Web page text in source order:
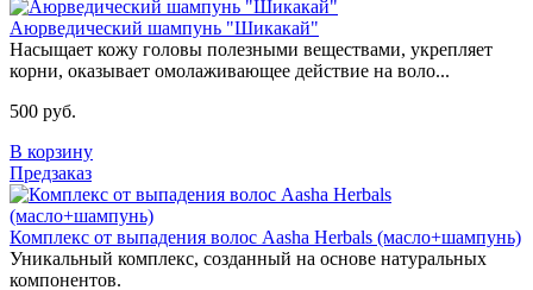
Аюрведический шампунь "Шикакай"
Насыщает кожу головы полезными веществами, укрепляет
корни, оказывает омолаживающее действие на воло...
500 руб.
В корзину
Предзаказ
Комплекс от выпадения волос Aasha Herbals (масло+шампунь)
Уникальный комплекс, созданный на основе натуральных
компонентов.